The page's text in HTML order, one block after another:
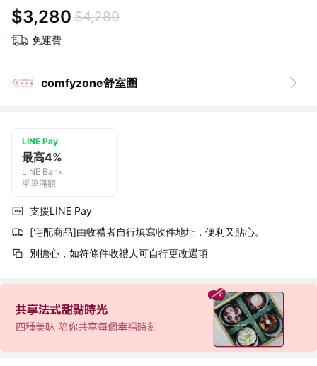
$3,280 $4,280
免運費
comfyzone舒室圈
LINE Pay
最高4%
LINE Bank
單筆滿額
支援LINE Pay
[宅配商品]由收禮者自行填寫收件地址，便利又貼心。
別擔心，如符條件收禮人可自行更改選項